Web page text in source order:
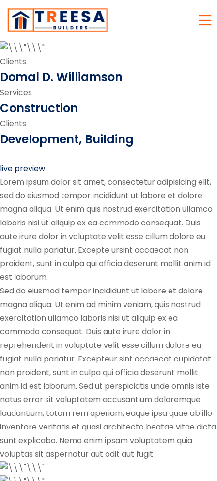
Clients
Domal D. Williamson
Services
Construction
Clients
Development, Building
live preview
Lorem ipsum dolor sit amet, consectetur adipisicing elit,
sed do eiusmod tempor incididunt ut labore et dolore
magna aliqua. Ut enim quis nostrud exercitation ullamco
laboris nisi ut aliquip ex ea commodo consequat. Duis
aute irure dolor in voluptate velit esse cillum dolore eu
fugiat nulla pariatur. Excepte ursint occaecat non
proident, sunt in culpa qui officia deserunt mollit anim id
est laborum.
Sed do eiusmod tempor incididunt ut labore et dolore
magna aliqua. Ut enim ad minim veniam, quis nostrud
exercitation ullamco laboris nisi ut aliquip ex ea
commodo consequat. Duis aute irure dolor in
reprehenderit in voluptate velit esse cillum dolore eu
fugiat nulla pariatur. Excepteur sint occaecat cupidatat
non proident, sunt in culpa qui officia deserunt mollit
anim id est laborum. Sed ut perspiciatis unde omnis iste
natus error sit voluptatem accusantium doloremque
laudantium, totam rem aperiam, eaque ipsa quae ab illo
inventore veritatis et quasi architecto beatae vitae dicta
sunt explicabo. Nemo enim ipsam voluptatem quia
voluptas sit aspernatur aut odit aut fugit